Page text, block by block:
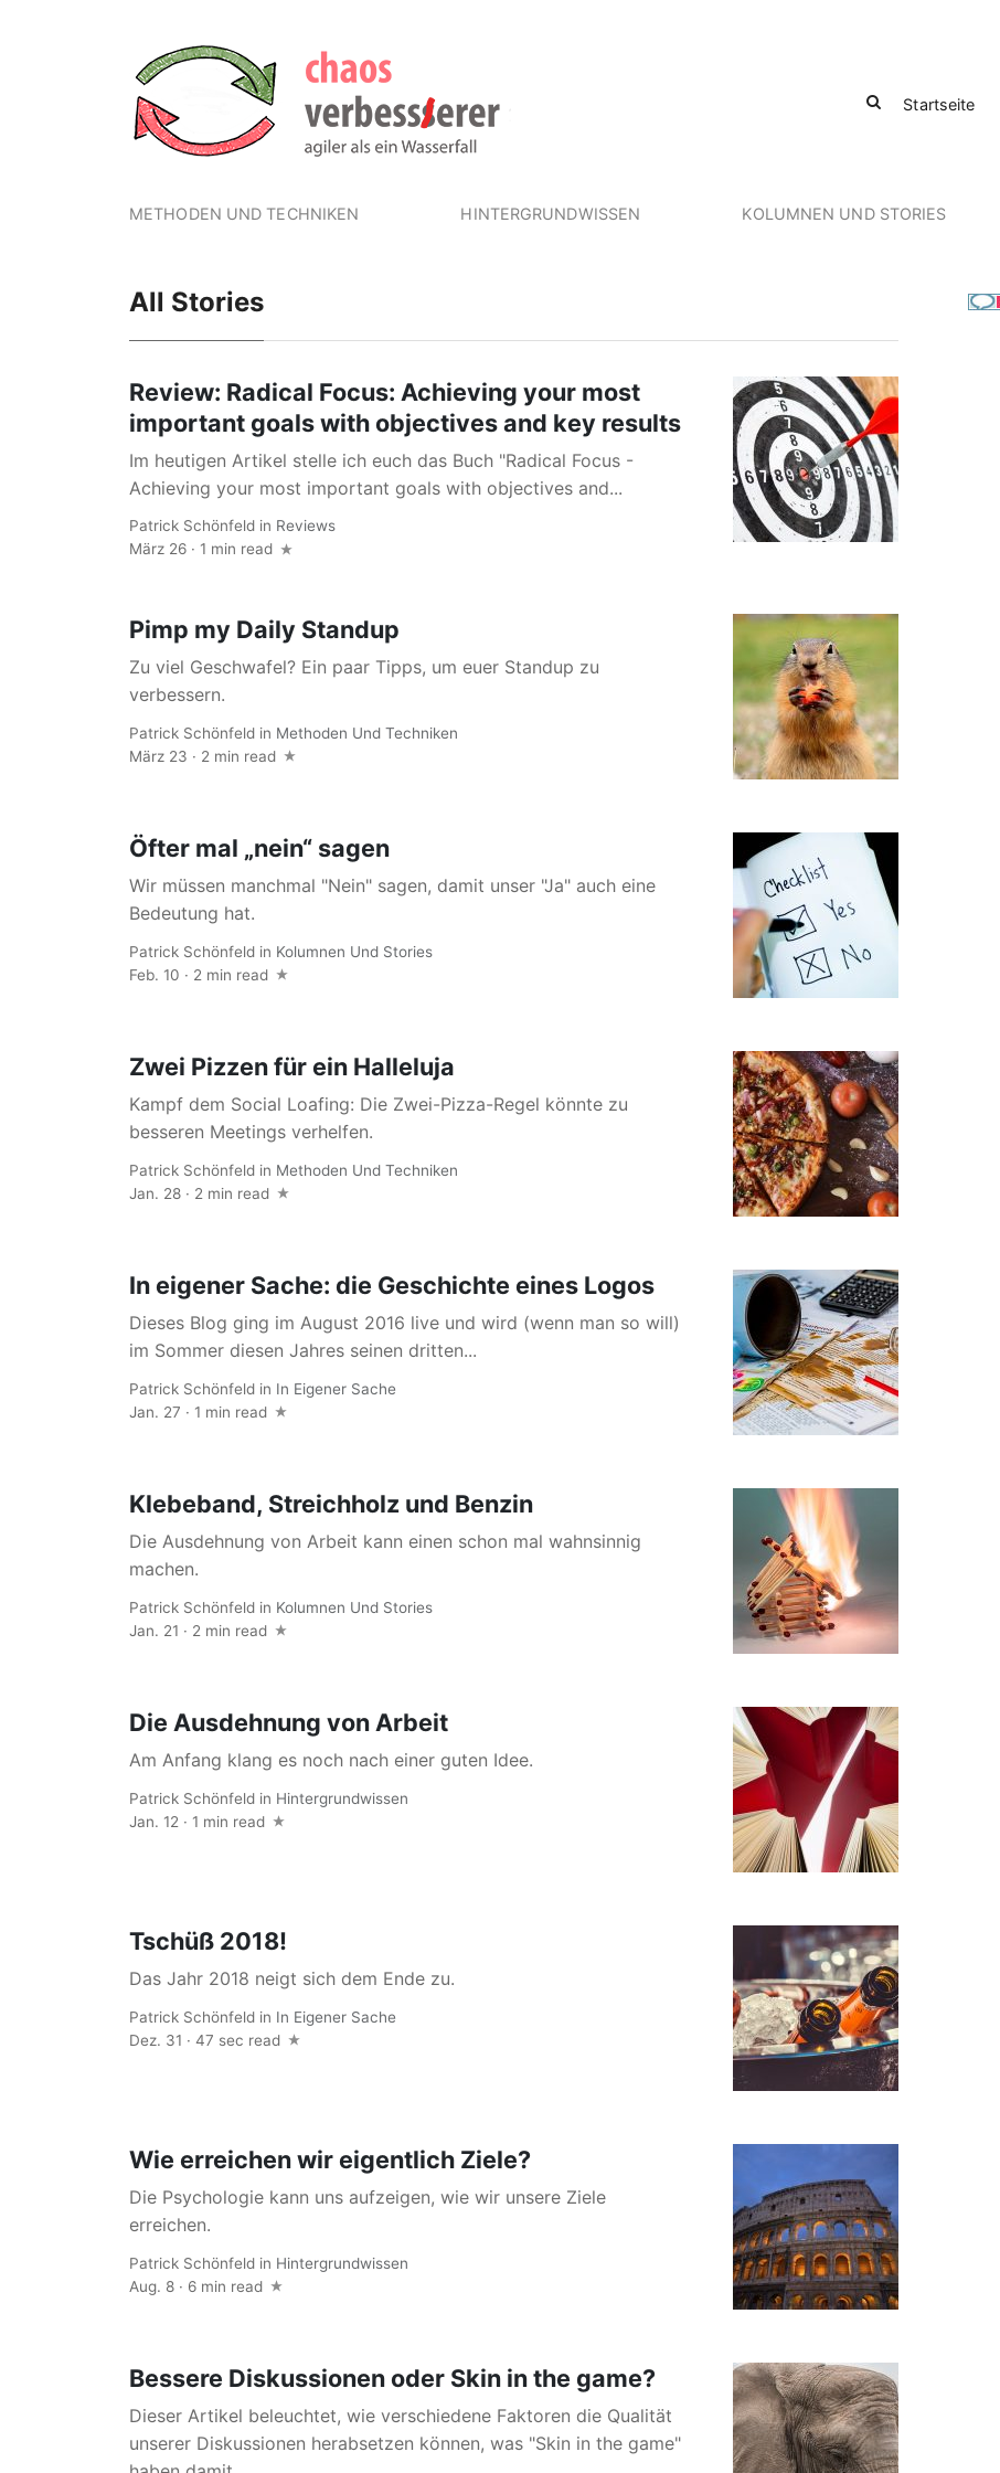
Startseite
METHODEN UND TECHNIKEN HINTERGRUNDWISSEN KOLUMNEN UND STORIES
All Stories
Review: Radical Focus: Achieving your most
important goals with objectives and key results
Im heutigen Artikel stelle ich euch das Buch "Radical Focus -
Achieving your most important goals with objectives and...
Patrick Schönfeld in Reviews
März 26 · 1 min read
Pimp my Daily Standup
Zu viel Geschwafel? Ein paar Tipps, um euer Standup zu
verbessern.
Patrick Schönfeld in Methoden Und Techniken
März 23 · 2 min read
Öfter mal „nein“ sagen
Wir müssen manchmal "Nein" sagen, damit unser "Ja" auch eine
Bedeutung hat.
Patrick Schönfeld in Kolumnen Und Stories
Feb. 10 · 2 min read
Zwei Pizzen für ein Halleluja
Kampf dem Social Loafing: Die Zwei-Pizza-Regel könnte zu
besseren Meetings verhelfen.
Patrick Schönfeld in Methoden Und Techniken
Jan. 28 · 2 min read
In eigener Sache: die Geschichte eines Logos
Dieses Blog ging im August 2016 live und wird (wenn man so will)
im Sommer diesen Jahres seinen dritten...
Patrick Schönfeld in In Eigener Sache
Jan. 27 · 1 min read
Klebeband, Streichholz und Benzin
Die Ausdehnung von Arbeit kann einen schon mal wahnsinnig
machen.
Patrick Schönfeld in Kolumnen Und Stories
Jan. 21 · 2 min read
Die Ausdehnung von Arbeit
Am Anfang klang es noch nach einer guten Idee.
Patrick Schönfeld in Hintergrundwissen
Jan. 12 · 1 min read
Tschüß 2018!
Das Jahr 2018 neigt sich dem Ende zu.
Patrick Schönfeld in In Eigener Sache
Dez. 31 · 47 sec read
Wie erreichen wir eigentlich Ziele?
Die Psychologie kann uns aufzeigen, wie wir unsere Ziele
erreichen.
Patrick Schönfeld in Hintergrundwissen
Aug. 8 · 6 min read
Bessere Diskussionen oder Skin in the game?
Dieser Artikel beleuchtet, wie verschiedene Faktoren die Qualität
unserer Diskussionen herabsetzen können, was "Skin in the game"